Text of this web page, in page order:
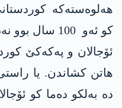
ھەلوەستەکە
کو ئەو 100
ئۆجالان و پەکەکێ
دە بەلکو دەما کو